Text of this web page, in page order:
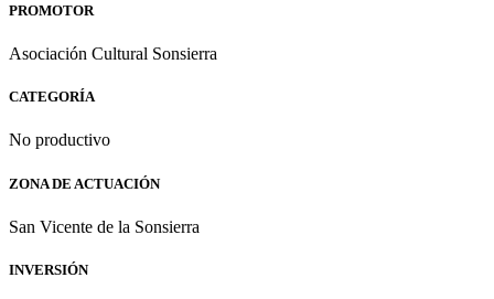
PROMOTOR
Asociación Cultural Sonsierra
CATEGORÍA
No productivo
ZONA DE ACTUACIÓN
San Vicente de la Sonsierra
INVERSIÓN